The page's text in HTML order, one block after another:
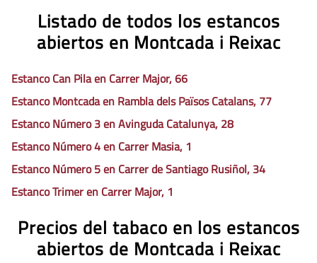
Listado de todos los estancos
abiertos en Montcada i Reixac
Estanco Can Pila en Carrer Major, 66
Estanco Montcada en Rambla dels Països Catalans, 77
Estanco Número 3 en Avinguda Catalunya, 28
Estanco Número 4 en Carrer Masia, 1
Estanco Número 5 en Carrer de Santiago Rusiñol, 34
Estanco Trimer en Carrer Major, 1
Precios del tabaco en los estancos
abiertos de Montcada i Reixac